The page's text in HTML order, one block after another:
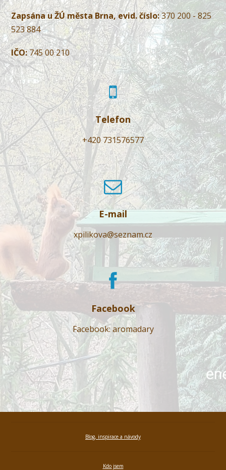
Zapsána u ŽÚ města Brna, evid. číslo:370 200 - 825
523 884
IČO:745 00 210
Telefon
+420 731576577
E-mail
xpilikova@seznam.cz
Facebook
Facebook: aromadary
Blog, inspirace a návody
Kdo jsem